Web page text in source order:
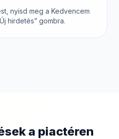
nyisd meg a Kedvencem
hirdetés” gombra.
a piactéren